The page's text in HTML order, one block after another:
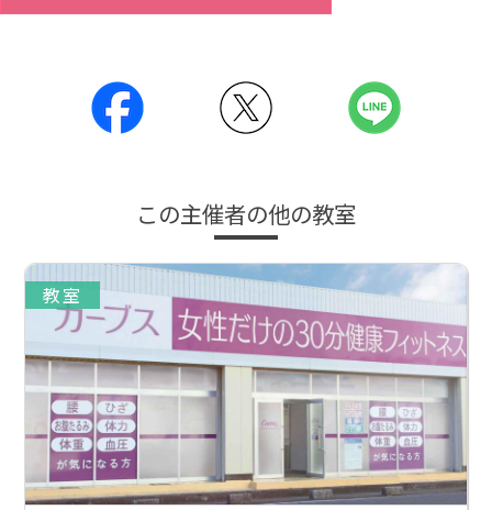
この主催者の他の教室
教室